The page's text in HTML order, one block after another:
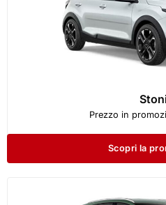
Prezzo in
Scopri la